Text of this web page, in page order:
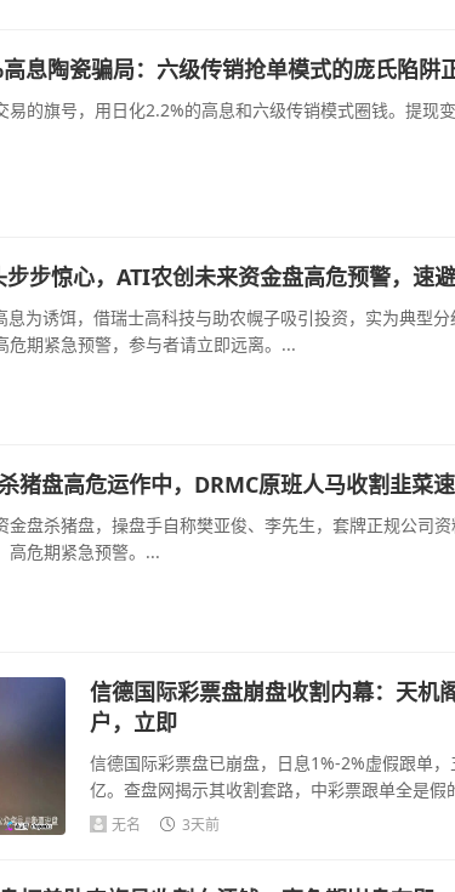
息陶瓷骗局：六级传销抢单模式的庞氏陷阱
易的旗号，用日化2.2%的高息和六级传销模式圈钱。提现
步惊心，ATI农创未来资金盘高危预警，速避
息为诱饵，借瑞士高科技与助农幌子吸引投资，实为典型
危期紧急预警，参与者请立即远离。...
猪盘高危运作中，DRMC原班人马收割韭菜
金盘杀猪盘，操盘手自称樊亚俊、李先生，套牌正规公司
高危期紧急预警。...
信德国际彩票盘崩盘收割内幕：天机
户，立即
信德国际彩票盘已崩盘，日息1%-2%虚假跟单
亿。查盘网揭示其收割套路，中彩票跟单全是
可疑，法律风险...
无名 3天前